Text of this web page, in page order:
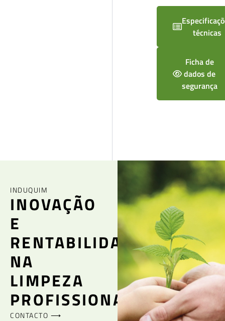
técnicas
Ficha de
dados de
segurança
INDUQUIM
INOVAÇÃO
E
RENTABILIDADE
NA
LIMPEZA
PROFISSIONAL
CONTACTO ⟶